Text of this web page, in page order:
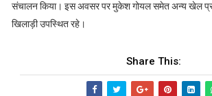
संचालन किया। इस अवसर पर मुकेश गोयल समेत अन्य खेल
खिलाड़ी उपस्थित रहे।
Share This: